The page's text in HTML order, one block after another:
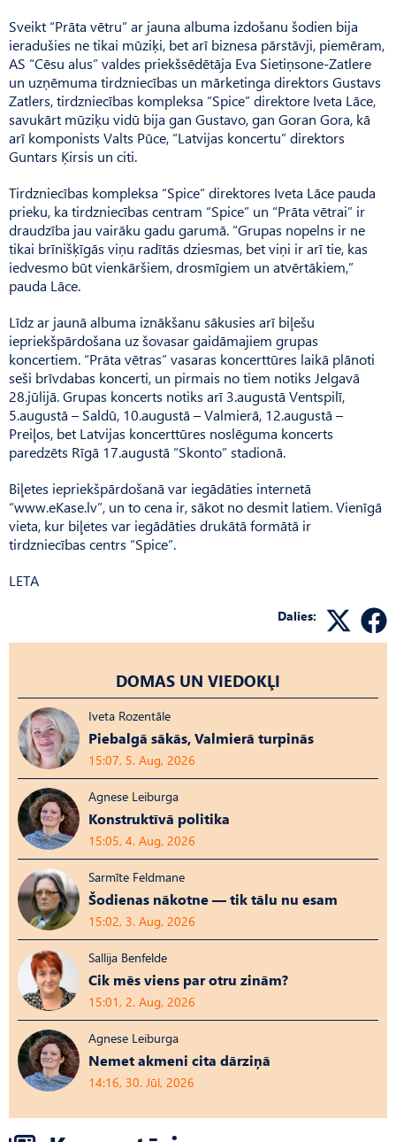
Sveikt “Prāta vētru” ar jauna albuma izdošanu šodien bija
ieradušies ne tikai mūziķi, bet arī biznesa pārstāvji, piemēram,
AS “Cēsu alus” valdes priekšsēdētāja Eva Sietiņsone-Zatlere
un uzņēmuma tirdzniecības un mārketinga direktors Gustavs
Zatlers, tirdzniecības kompleksa “Spice” direktore Iveta Lāce,
savukārt mūziķu vidū bija gan Gustavo, gan Goran Gora, kā
arī komponists Valts Pūce, “Latvijas koncertu” direktors
Guntars Ķirsis un citi.
Tirdzniecības kompleksa “Spice” direktores Iveta Lāce pauda
prieku, ka tirdzniecības centram “Spice” un “Prāta vētrai” ir
draudzība jau vairāku gadu garumā. “Grupas nopelns ir ne
tikai brīnišķīgās viņu radītās dziesmas, bet viņi ir arī tie, kas
iedvesmo būt vienkāršiem, drosmīgiem un atvērtākiem,”
pauda Lāce.
Līdz ar jaunā albuma iznākšanu sākusies arī biļešu
iepriekšpārdošana uz šovasar gaidāmajiem grupas
koncertiem. “Prāta vētras” vasaras koncerttūres laikā plānoti
seši brīvdabas koncerti, un pirmais no tiem notiks Jelgavā
28.jūlijā. Grupas koncerts notiks arī 3.augustā Ventspilī,
5.augustā – Saldū, 10.augustā – Valmierā, 12.augustā –
Preiļos, bet Latvijas koncerttūres noslēguma koncerts
paredzēts Rīgā 17.augustā “Skonto” stadionā.
Biļetes iepriekšpārdošanā var iegādāties internetā
“www.eKase.lv”, un to cena ir, sākot no desmit latiem. Vienīgā
vieta, kur biļetes var iegādāties drukātā formātā ir
tirdzniecības centrs “Spice”.
LETA
Dalies:
DOMAS UN VIEDOKĻI
Iveta Rozentāle
Piebalgā sākās, Valmierā turpinās
15:07, 5. Aug, 2026
Agnese Leiburga
Konstruktīvā politika
15:05, 4. Aug, 2026
Sarmīte Feldmane
Šodienas nākotne — tik tālu nu esam
15:02, 3. Aug, 2026
Sallija Benfelde
Cik mēs viens par otru zinām?
15:01, 2. Aug, 2026
Agnese Leiburga
Nemet akmeni cita dārziņā
14:16, 30. Jūl, 2026